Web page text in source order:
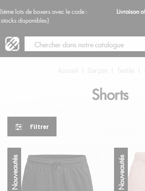
code : Livraison offerte à partir de 69€
Accueil | Garçon | Textile |
Shorts
Filtrer
Nouveautés Nouveautés